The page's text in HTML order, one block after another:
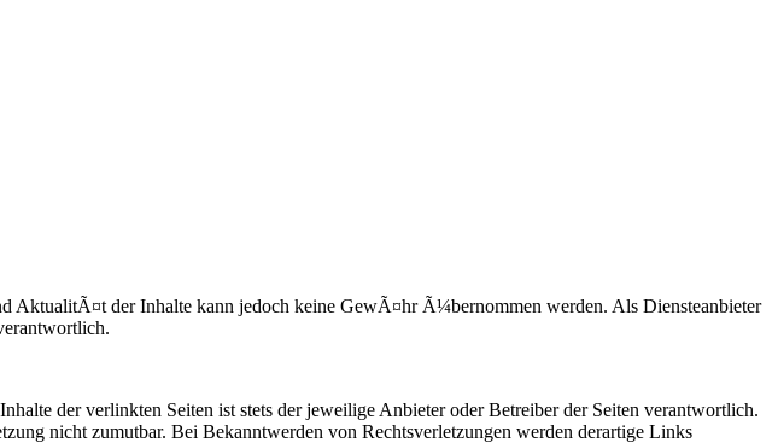
der Inhalte kann jedoch keine GewÃ¤hr Ã¼bernommen werden. Als Diensteanbieter
der verlinkten Seiten ist stets der jeweilige Anbieter oder Betreiber der Seiten verantwortlich.
nicht zumutbar. Bei Bekanntwerden von Rechtsverletzungen werden derartige Links